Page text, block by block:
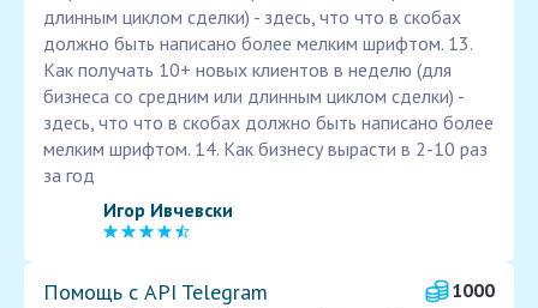
длинным циклом сделки) - здесь, что что в скобах
должно быть написано более мелким шрифтом. 13.
Как получать 10+ новых клиентов в неделю (для
бизнеса со средним или длинным циклом сделки) -
здесь, что что в скобах должно быть написано более
мелким шрифтом. 14. Как бизнесу вырасти в 2-10 раз
за год
Игор Ивчевски
Помощь с API Telegram
1000